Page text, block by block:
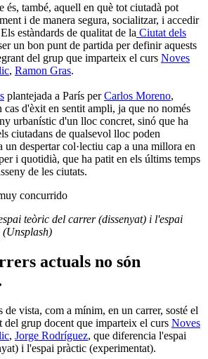
és, també, aquell en què tot ciutadà pot
i de manera segura, socialitzar, i accedir
estàndards de qualitat de la Ciutat dels
un bon punt de partida per definir aquests
del grup que imparteix el curs Noves
, Ramon Gras.
plantejada a París perCarlos Moreno,
cas d'èxit en sentit ampli, ja que no només
urbanístic d'un lloc concret, sinó que ha
ciutadans de qualsevol lloc poden
despertar col·lectiu cap a una millora en
i quotidià, que ha patit en els últims temps
de les ciutats.
teòric del carrer (dissenyat) i l'espai
actuals no són
de vista, com a mínim, en un carrer, sosté el
del grup docent que imparteix el curs Noves
, Jorge Rodríguez, que diferencia l'espai
i l'espai pràctic (experimentat).